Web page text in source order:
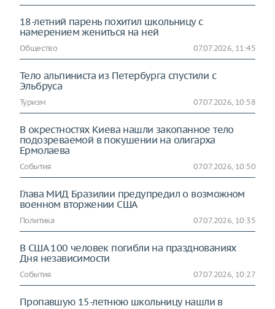
18-летний парень похитил школьницу с
намерением жениться на ней
Общество 07.07.2026, 11:45
Тело альпиниста из Петербурга спустили с
Эльбруса
Туризм 07.07.2026, 10:58
В окрестностях Киева нашли закопанное тело
подозреваемой в покушении на олигарха
Ермолаева
События 07.07.2026, 10:50
Глава МИД Бразилии предупредил о возможном
военном вторжении США
Политика 07.07.2026, 10:35
В США 100 человек погибли на празднованиях
Дня независимости
События 07.07.2026, 10:27
Пропавшую 15-летнюю школьницу нашли в